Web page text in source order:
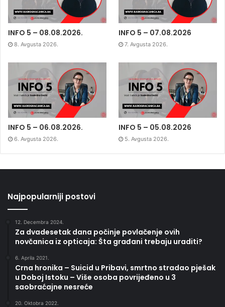
INFO 5 – 08.08.2026.
8. Avgusta 2026.
INFO 5 – 07.08.2026
7. Avgusta 2026.
INFO 5 – 06.08.2026.
6. Avgusta 2026.
INFO 5 – 05.08.2026
5. Avgusta 2026.
Najpopularniji postovi
12. Decembra 2024.
Za dvadesetak dana počinje povlačenje ovih
novčanica iz opticaja: Šta građani trebaju uraditi?
6. Aprila 2021.
Crna hronika – Suicid u Pribavi, smrtno stradao pješak
u Doboj Istoku – Više osoba povrijeđeno u 3
saobraćajne nesreće
20. Oktobra 2022.